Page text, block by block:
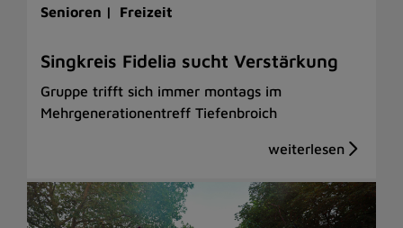
Senioren | Freizeit
Singkreis Fidelia sucht Verstärkung
Gruppe trifft sich immer montags im
Mehrgenerationentreff Tiefenbroich